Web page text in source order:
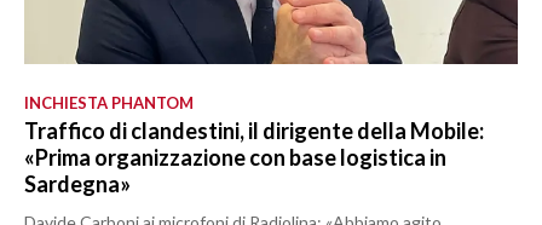
INCHIESTA PHANTOM
Traffico di clandestini, il dirigente della Mobile:
«Prima organizzazione con base logistica in
Sardegna»